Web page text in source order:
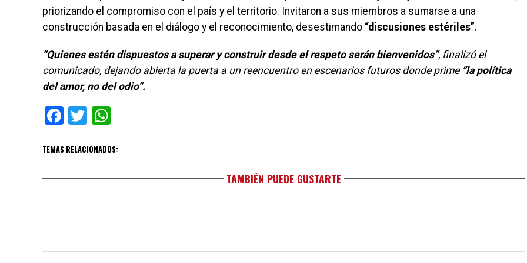
priorizando el compromiso con el país y el territorio. Invitaron a sus miembros a sumarse a una
construcción basada en el diálogo y el reconocimiento, desestimando “discusiones estériles”.
“Quienes estén dispuestos a superar y construir desde el respeto serán bienvenidos”, finalizó el
comunicado, dejando abierta la puerta a un reencuentro en escenarios futuros donde prime “la política
del amor, no del odio”.
Facebook
Twitter
TEMAS RELACIONADOS:
TAMBIÉN PUEDE GUSTARTE